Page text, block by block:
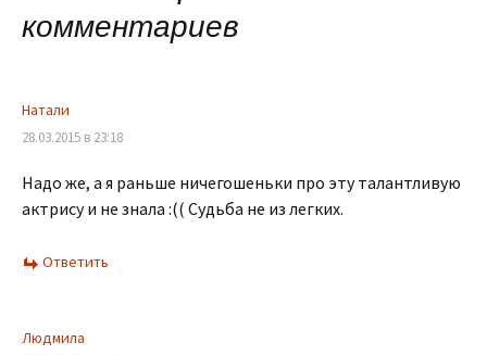
записям
комментариев
Натали
28.03.2015 в 23:18
Надо же, а я раньше ничегошеньки про эту талантливую
актрису и не знала :(( Судьба не из легких.
Ответить
Людмила